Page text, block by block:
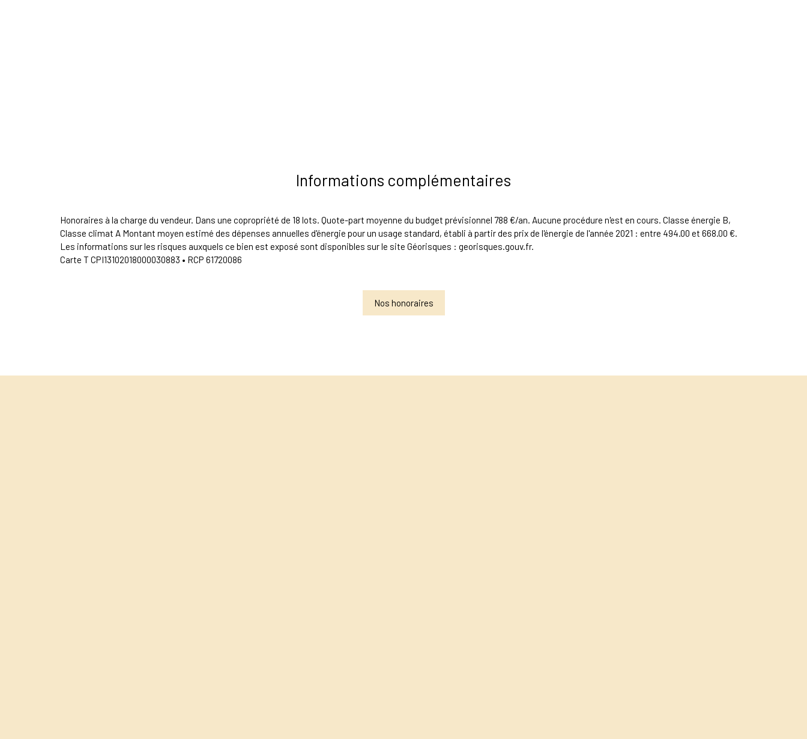
Informations complémentaires
Honoraires à la charge du vendeur. Dans une copropriété de 18 lots. Quote-part moyenne du budget prévisionnel 788 €/an. Aucune procédure n'est en cours. Classe énergie B,
Classe climat A Montant moyen estimé des dépenses annuelles d'énergie pour un usage standard, établi à partir des prix de l'énergie de l'année 2021 : entre 494.00 et 668.00 €.
Les informations sur les risques auxquels ce bien est exposé sont disponibles sur le site Géorisques : georisques.gouv.fr.
Carte T CPI13102018000030883 • RCP 61720086
Nos honoraires